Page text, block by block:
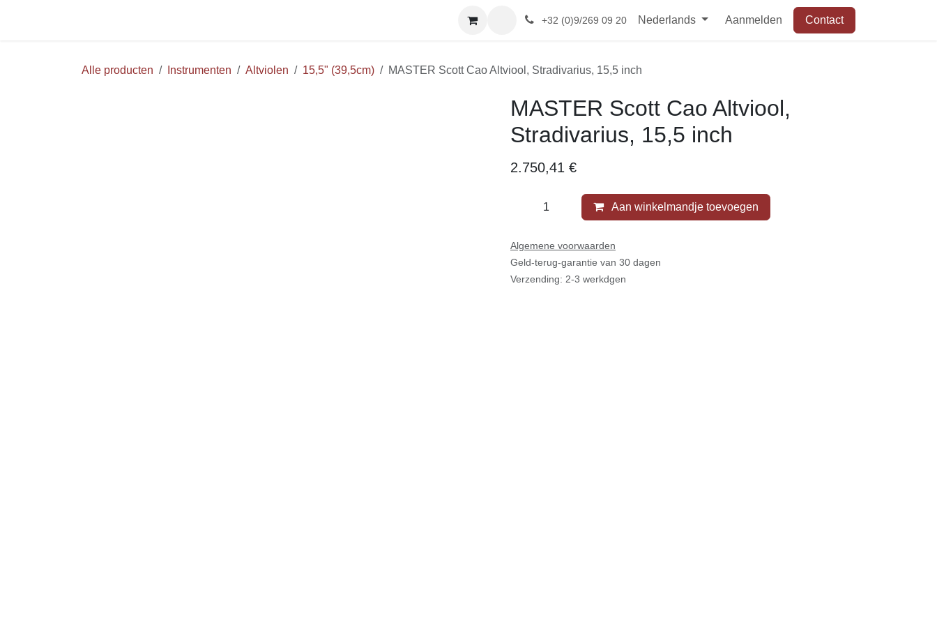
+32 (0)9/269 09 20 Nederlands Aanmelden Contact
Alle producten Instrumenten Altviolen 15,5" (39,5cm) MASTER Scott Cao Altviool, Stradivarius, 15,5 inch
MASTER Scott Cao Altviool,
Stradivarius, 15,5 inch
2.750,41 €
Aan winkelmandje toevoegen
Algemene voorwaarden
Geld-terug-garantie van 30 dagen
Verzending: 2-3 werkdgen